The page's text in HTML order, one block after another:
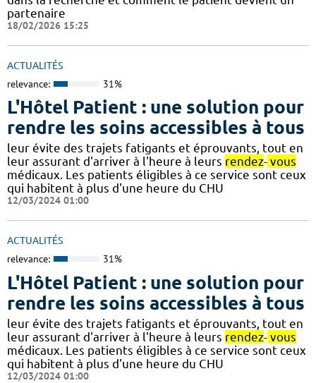
partenaire
18/02/2026 15:25
ACTUALITÉS
relevance: 31%
L'Hôtel Patient : une solution pour
rendre les soins accessibles à tous
leur évite des trajets fatigants et éprouvants, tout en
leur assurant d'arriver à l'heure à leurs rendez- vous
médicaux. Les patients éligibles à ce service sont ceux
qui habitent à plus d'une heure du CHU
12/03/2024 01:00
ACTUALITÉS
relevance: 31%
L'Hôtel Patient : une solution pour
rendre les soins accessibles à tous
leur évite des trajets fatigants et éprouvants, tout en
leur assurant d'arriver à l'heure à leurs rendez- vous
médicaux. Les patients éligibles à ce service sont ceux
qui habitent à plus d'une heure du CHU
12/03/2024 01:00